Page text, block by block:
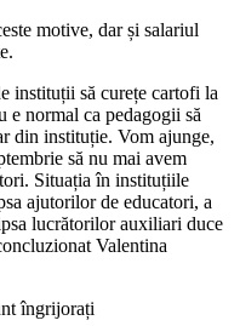
motive, dar și salariul
instituții să curețe cartofi la
e normal ca pedagogii să
din instituție. Vom ajunge,
să nu mai avem
Situația în instituțiile
ajutorilor de educatori, a
lucrători­lor auxiliari duce
Valentina
îngrijorați